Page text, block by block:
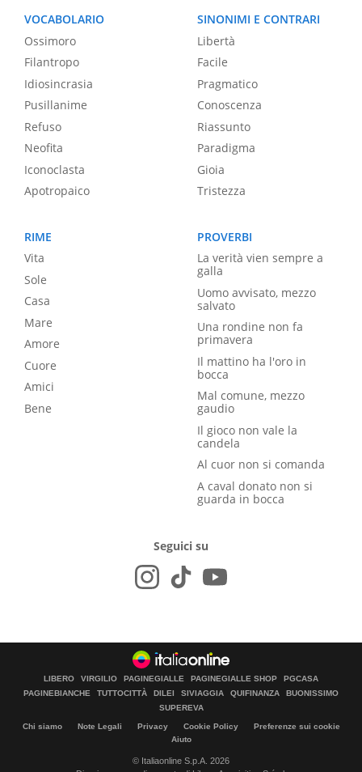
VOCABOLARIO
Ossimoro
Filantropo
Idiosincrasia
Pusillanime
Refuso
Neofita
Iconoclasta
Apotropaico
SINONIMI E CONTRARI
Libertà
Facile
Pragmatico
Conoscenza
Riassunto
Paradigma
Gioia
Tristezza
RIME
Vita
Sole
Casa
Mare
Amore
Cuore
Amici
Bene
PROVERBI
La verità vien sempre a
galla
Uomo avvisato, mezzo
salvato
Una rondine non fa
primavera
Il mattino ha l'oro in
bocca
Mal comune, mezzo
gaudio
Il gioco non vale la
candela
Al cuor non si comanda
A caval donato non si
guarda in bocca
Seguici su
LIBERO VIRGILIO PAGINEGIALLE PAGINEGIALLE SHOP
PGCASA
PAGINEBIANCHE
TUTTOCITTÀ DILEI SIVIAGGIA QUIFINANZA
BUONISSIMO
SUPEREVA
Chi siamo Note Legali Privacy Cookie Policy
Preferenze sui cookie
Aiuto
© Italiaonline S.p.A. 2026